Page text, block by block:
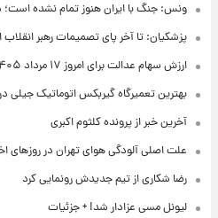
ونس: جنگ با ایران هنوز تمام نشده است؛
پزشکیان: تا آخر پای تصمیمات رهبر انقلاب
ارزش سهام عدالت برای امروز ۱۷ مرداد ۱۴۰۵ + جدول
بهترین تعمیرگاه گیربکس اتوماتیک جیلی
آخرین خبر از پرونده کلثوم اکبری
علت اصلی آلودگی هوای تهران در روزهای
رضا شکاری از تیم جدیدش رونمایی کرد
لیونل مسی عزادار شد! + جزئیات